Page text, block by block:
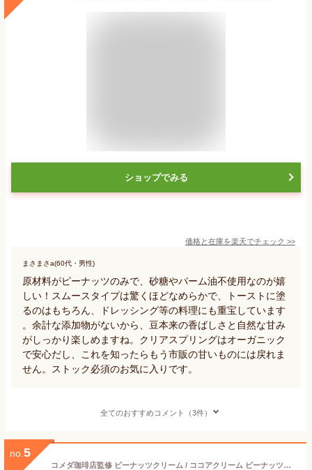
ショップでみる
価格と在庫を楽天でチェック >>
まさまさa(60代・男性)
原材料がピーナッツのみで、砂糖やパーム油不使用なのが嬉
しい！スムースタイプは驚くほどなめらかで、トーストに塗
るのはもちろん、ドレッシング等の料理にも重宝しています
。余計な添加物がないから、豆本来の香ばしさと自然な甘み
がしっかり楽しめますね。クリアスプリングはオーガニック
で安心だし、これを知ったらもう市販の甘いものには戻れま
せん。ストック必須のお気に入りです。
全てのおすすめコメント（3件）
no. 5
コメダ珈琲店監修 ピーナッツクリーム / ココアクリーム ピーナッツバター チョコレートスプレッド 180g 粒入り カップ